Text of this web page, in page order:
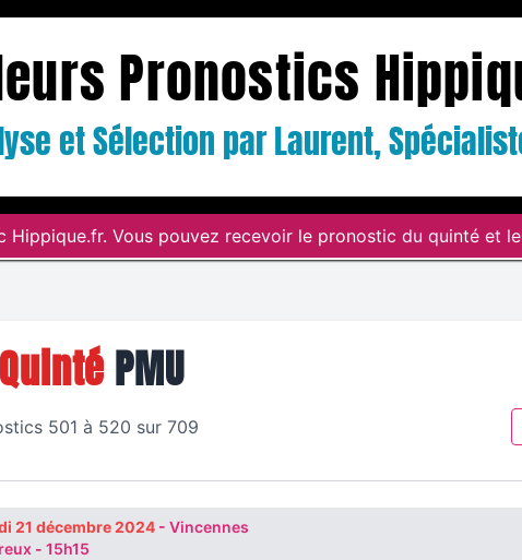
Pronostics
et Sélection par Laurent,
Hippique.fr. Vous pouvez recevoir le pronostic du quinté et
Quinté PMU
501 à 520 sur 709
21 décembre 2024 - Vincennes
- 15h15